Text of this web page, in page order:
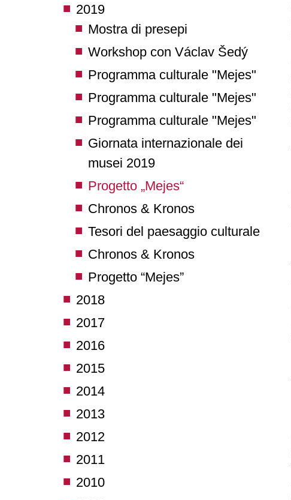
2019
Mostra di presepi
Workshop con Václav Šedý
Programma culturale "Mejes"
Programma culturale "Mejes"
Programma culturale "Mejes"
Giornata internazionale dei
musei 2019
Progetto „Mejes“
Chronos & Kronos
Tesori del paesaggio culturale
Chronos & Kronos
Progetto “Mejes”
2018
2017
2016
2015
2014
2013
2012
2011
2010